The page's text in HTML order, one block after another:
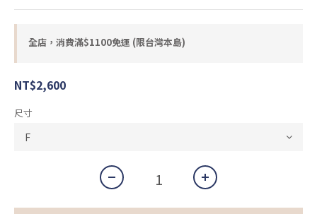
全店，消費滿$1100免運 (限台灣本島)
NT$2,600
尺寸